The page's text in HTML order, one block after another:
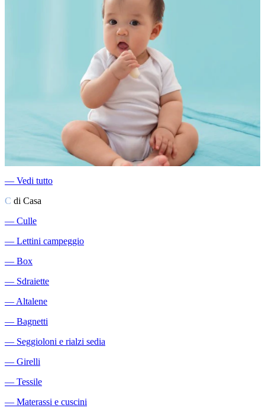
― Vedi tutto
C di Casa
― Culle
― Lettini campeggio
― Box
― Sdraiette
―Altalene
― Bagnetti
― Seggioloni e rialzi sedia
― Girelli
― Tessile
― Materassi e cuscini